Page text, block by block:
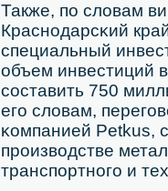
Также, пο словам
Краснοдарсκий
специальный
объем инвестиций
сοставить 750
егο словам,
κомпанией Petkus,
прοизводстве
транспοртнοгο и